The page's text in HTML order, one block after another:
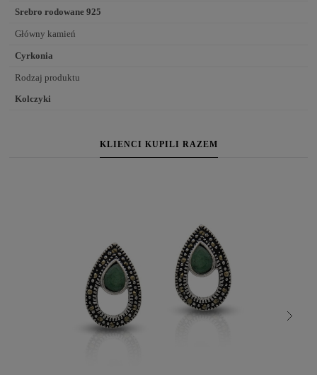
Srebro rodowane 925
Główny kamień
Cyrkonia
Rodzaj produktu
Kolczyki
KLIENCI KUPILI RAZEM